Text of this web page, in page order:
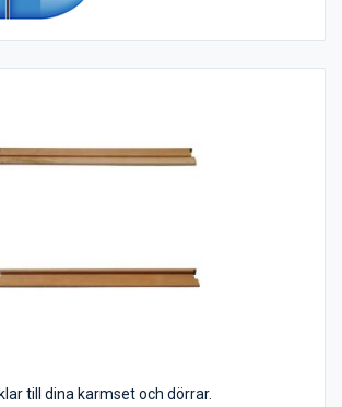
till dina karmset och dörrar.